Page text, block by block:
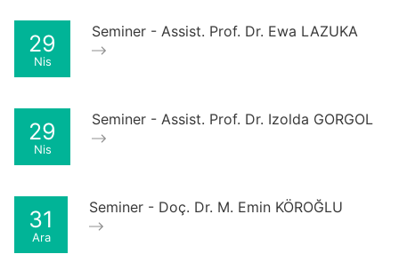
29
Nis
Seminer - Assist. Prof. Dr. Ewa LAZUKA
29
Nis
Seminer - Assist. Prof. Dr. Izolda GORGOL
31
Ara
Seminer - Doç. Dr. M. Emin KÖROĞLU